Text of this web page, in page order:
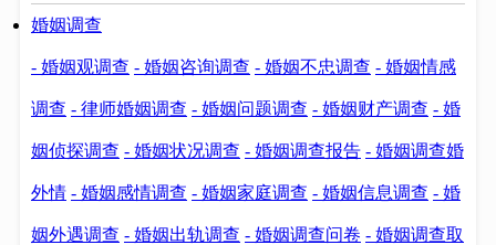
婚姻调查
- 婚姻观调查 - 婚姻咨询调查 - 婚姻不忠调查 - 婚姻情感
调查 - 律师婚姻调查 - 婚姻问题调查 - 婚姻财产调查 - 婚
姻侦探调查 - 婚姻状况调查 - 婚姻调查报告 - 婚姻调查婚
外情 - 婚姻感情调查 - 婚姻家庭调查 - 婚姻信息调查 - 婚
姻外遇调查 - 婚姻出轨调查 - 婚姻调查问卷 - 婚姻调查取